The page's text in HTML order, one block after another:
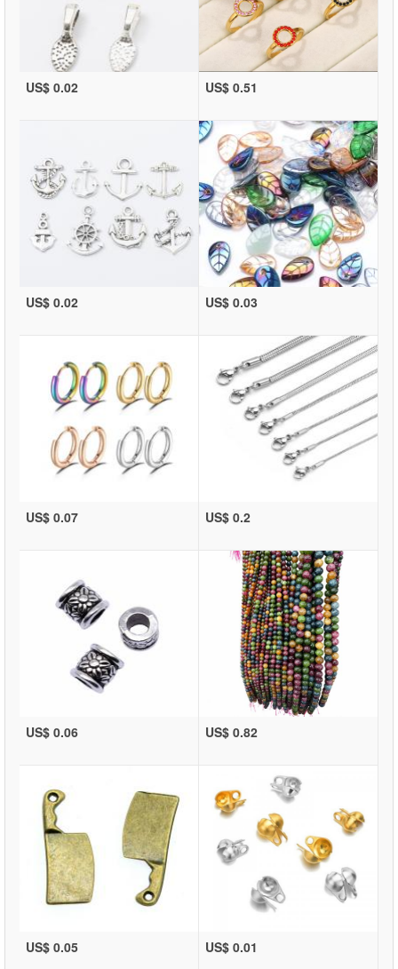
US$ 0.02 US$ 0.51
US$ 0.02 US$ 0.03
US$ 0.07 US$ 0.2
US$ 0.06 US$ 0.82
US$ 0.05 US$ 0.01